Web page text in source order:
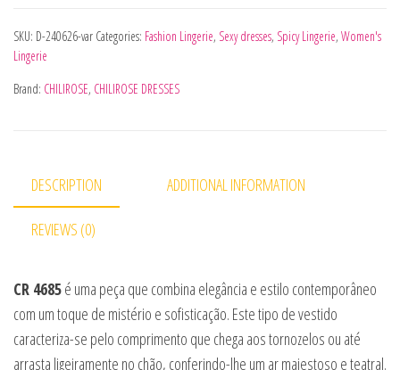
SKU: D-240626-var Categories: Fashion Lingerie, Sexy dresses, Spicy Lingerie, Women's
Lingerie
Brand: CHILIROSE, CHILIROSE DRESSES
DESCRIPTION ADDITIONAL INFORMATION
REVIEWS (0)
CR 4685é uma peça que combina elegância e estilo contemporâneo
com um toque de mistério e sofisticação. Este tipo de vestido
caracteriza-se pelo comprimento que chega aos tornozelos ou até
arrasta ligeiramente no chão, conferindo-lhe um ar majestoso e teatral.